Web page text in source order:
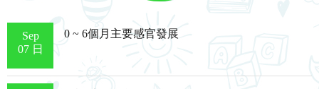
Sep
07 日
0 ~ 6個月主要感官發展